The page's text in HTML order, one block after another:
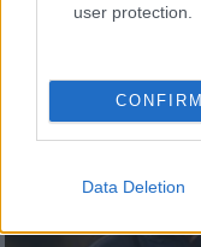
user protection.
CONFIRM
Data Deletion